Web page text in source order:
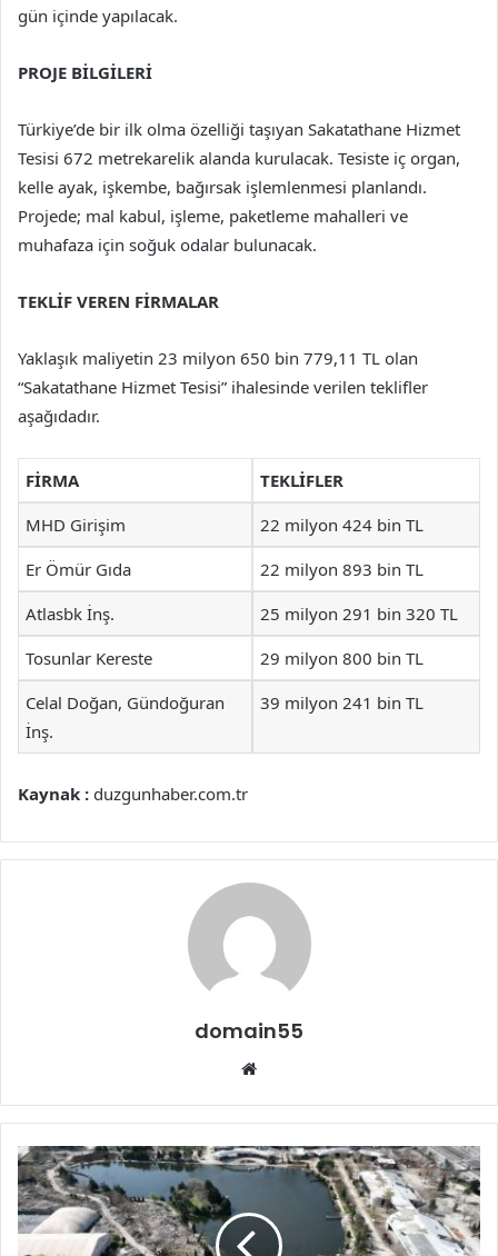
gün içinde yapılacak.
PROJE BİLGİLERİ
Türkiye’de bir ilk olma özelliği taşıyan Sakatathane Hizmet
Tesisi 672 metrekarelik alanda kurulacak. Tesiste iç organ,
kelle ayak, işkembe, bağırsak işlemlenmesi planlandı.
Projede; mal kabul, işleme, paketleme mahalleri ve
muhafaza için soğuk odalar bulunacak.
TEKLİF VEREN FİRMALAR
Yaklaşık maliyetin 23 milyon 650 bin 779,11 TL olan
“Sakatathane Hizmet Tesisi” ihalesinde verilen teklifler
aşağıdadır.
FİRMA
TEKLİFLER
MHD Girişim
22 milyon 424 bin TL
Er Ömür Gıda
22 milyon 893 bin TL
Atlasbk İnş.
25 milyon 291 bin 320 TL
Tosunlar Kereste
29 milyon 800 bin TL
Celal Doğan, Gündoğuran
İnş.
39 milyon 241 bin TL
Kaynak : duzgunhaber.com.tr
domain55
Web